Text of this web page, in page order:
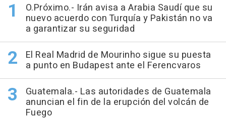
O.Próximo.- Irán avisa a Arabia Saudí que su
nuevo acuerdo con Turquía y Pakistán no va
a garantizar su seguridad
El Real Madrid de Mourinho sigue su puesta
a punto en Budapest ante el Ferencvaros
Guatemala.- Las autoridades de Guatemala
anuncian el fin de la erupción del volcán de
Fuego